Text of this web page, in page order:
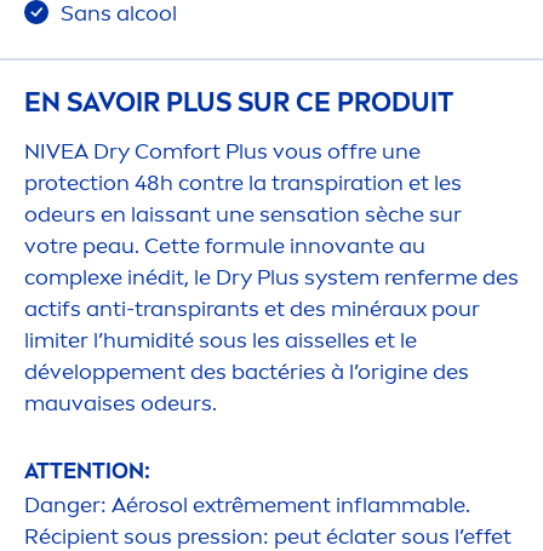
Sans alcool
EN SAVOIR PLUS SUR CE PRODUIT
NIVEA Dry Comfort Plus vous offre une
protection 48h contre la transpiration et les
odeurs en laissant unesensation sèche sur
votre peau. Cette formule innovante au
complexe inédit, le Dry Plus system renferme des
actifs anti-transpirants et des minéraux pour
limiter l’humidité sous les aisselles et le
développement des bactéries à l’origine des
mauvaises odeurs.
ATTENTION:
Danger: Aérosol extrêmement inflammable.
Récipient sous pression: peut éclater sous l’effet